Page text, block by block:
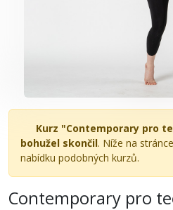
Kurz "Contemporary pro
bohužel skončil. Níže na
nabídku podobných kurzů.
Contemporary pro